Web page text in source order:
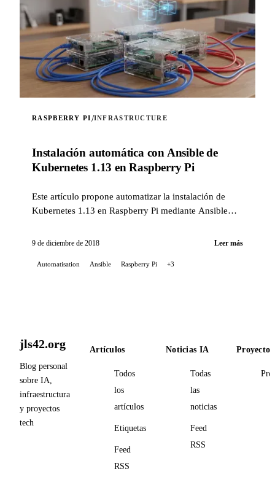
RASPBERRY PI/INFRASTRUCTURE
Instalación automática con Ansible de
Kubernetes 1.13 en Raspberry Pi
Este artículo propone automatizar la instalación de
Kubernetes 1.13 en Raspberry Pi mediante Ansible
9 de diciembre de 2018 Leer más
Automatisation Ansible Raspberry Pi +3
jls42.org
Blog personal
sobre IA,
infraestructura
y proyectos
tech
Artículos
Todos
los
artículos
Etiquetas
Feed
RSS
Noticias IA
Todas
las
noticias
Feed
RSS
Proyectos